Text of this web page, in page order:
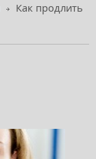
Как продлить